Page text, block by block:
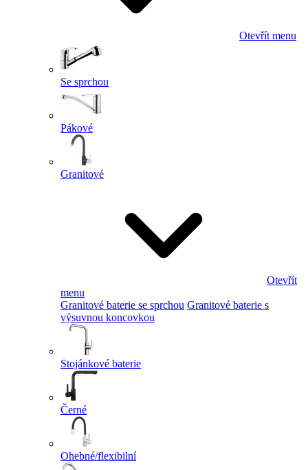
Otevřít menu
Se sprchou
Pákové
Granitové
Otevřít
menu
Granitové baterie se sprchou Granitové baterie s
výsuvnou koncovkou
Stojánkové baterie
Černé
Ohebné/flexibilní